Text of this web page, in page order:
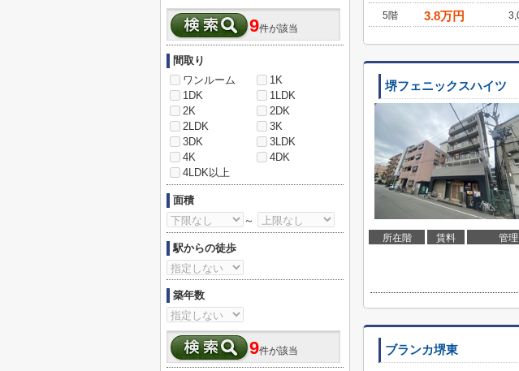
5階
3.8万円
堺フェニックスハイツ
所在階 賃料 管
ブランカ堺東
9件が該当
間取り
ワンルーム
1K
1DK
1LDK
2K
2DK
2LDK
3K
3DK
3LDK
4K
4DK
4LDK以上
面積
～
駅からの徒歩
築年数
9件が該当